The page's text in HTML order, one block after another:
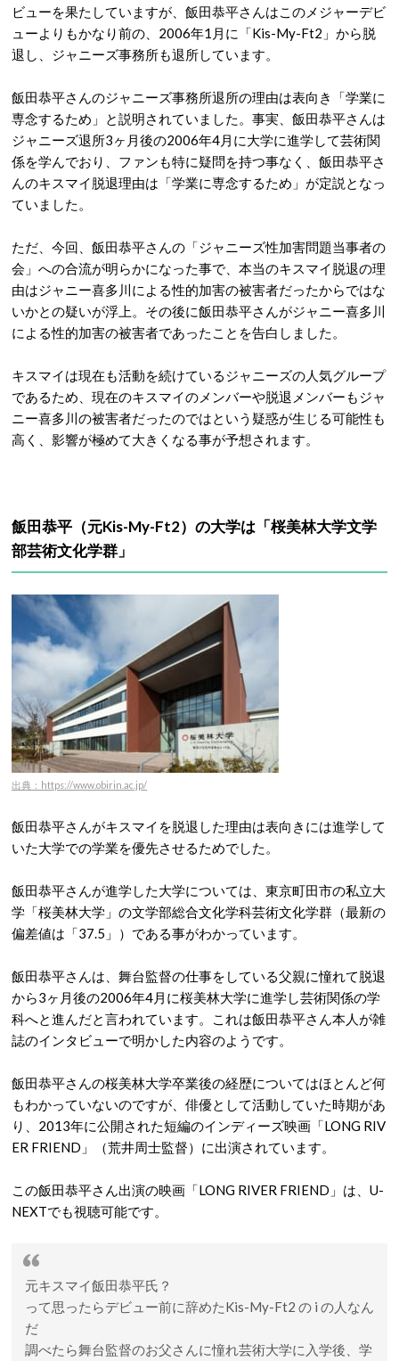
ビューを果たしていますが、飯田恭平さんはこのメジャーデビ
ューよりもかなり前の、2006年1月に「Kis-My-Ft2」から脱
退し、ジャニーズ事務所も退所しています。
飯田恭平さんのジャニーズ事務所退所の理由は表向き「学業に
専念するため」と説明されていました。事実、飯田恭平さんは
ジャニーズ退所3ヶ月後の2006年4月に大学に進学して芸術関
係を学んでおり、ファンも特に疑問を持つ事なく、飯田恭平さ
んのキスマイ脱退理由は「学業に専念するため」が定説となっ
ていました。
ただ、今回、飯田恭平さんの「ジャニーズ性加害問題当事者の
会」への合流が明らかになった事で、本当のキスマイ脱退の理
由はジャニー喜多川による性的加害の被害者だったからではな
いかとの疑いが浮上。その後に飯田恭平さんがジャニー喜多川
による性的加害の被害者であったことを告白しました。
キスマイは現在も活動を続けているジャニーズの人気グループ
であるため、現在のキスマイのメンバーや脱退メンバーもジャ
ニー喜多川の被害者だったのではという疑惑が生じる可能性も
高く、影響が極めて大きくなる事が予想されます。
飯田恭平（元Kis-My-Ft2）の大学は「桜美林大学文学
部芸術文化学群」
出典：https://www.obirin.ac.jp/
飯田恭平さんがキスマイを脱退した理由は表向きには進学して
いた大学での学業を優先させるためでした。
飯田恭平さんが進学した大学については、東京町田市の私立大
学「桜美林大学」の文学部総合文化学科芸術文化学群（最新の
偏差値は「37.5」）である事がわかっています。
飯田恭平さんは、舞台監督の仕事をしている父親に憧れて脱退
から3ヶ月後の2006年4月に桜美林大学に進学し芸術関係の学
科へと進んだと言われています。これは飯田恭平さん本人が雑
誌のインタビューで明かした内容のようです。
飯田恭平さんの桜美林大学卒業後の経歴についてはほとんど何
もわかっていないのですが、俳優として活動していた時期があ
り、2013年に公開された短編のインディーズ映画「LONG RIV
ER FRIEND」（荒井周士監督）に出演されています。
この飯田恭平さん出演の映画「LONG RIVER FRIEND」は、U-
NEXTでも視聴可能です。
元キスマイ飯田恭平氏？
って思ったらデビュー前に辞めたKis-My-Ft2 の i の人なん
だ
調べたら舞台監督のお父さんに憧れ芸術大学に入学後、学